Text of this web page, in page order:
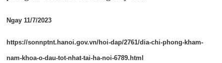
Ngay 11/7/2023
https://sonnptnt.hanoi.gov.vn/hoi-dap/2761/dia-chi-phong-kham-
nam-khoa-o-dau-tot-nhat-tai-ha-noi-6789.html